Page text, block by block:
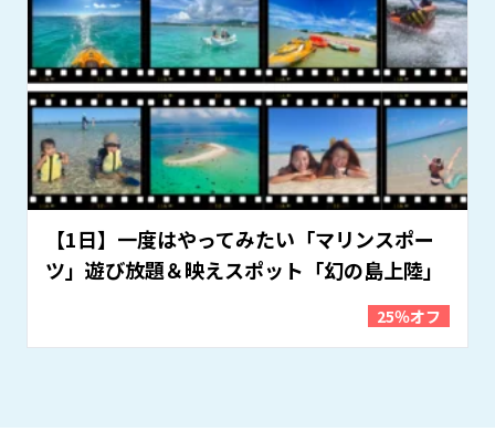
【1日】一度はやってみたい「マリンスポー
ツ」遊び放題＆映えスポット「幻の島上陸」
25％オフ